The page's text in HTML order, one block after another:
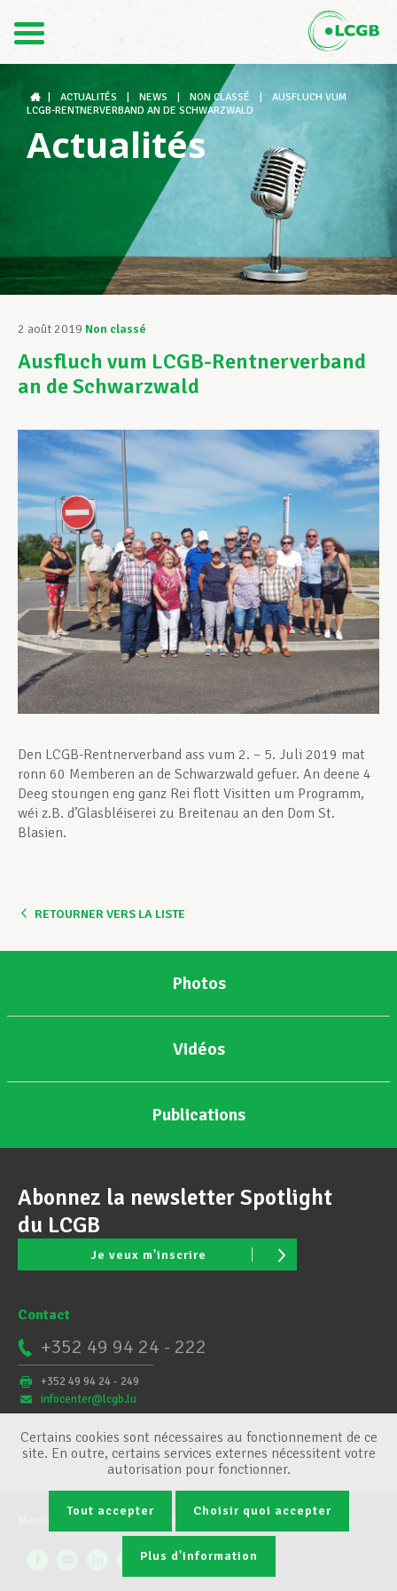
DE
Le LCGB
Structures syndicales
Assistance au Travail
Vos droits
Assistance en vie privée
Développement professionnel
Devenir Membre
Actualités
ACTUALITÉS NEWS NON CLASSÉ
AUSFLUCH VUM
LCGB-RENTNERVERBAND AN DE SCHWARZWALD
Actualités
2 août 2019 Non classé
Ausfluch vum LCGB-Rentnerverband
an de Schwarzwald
Den LCGB-Rentnerverband ass vum 2. – 5. Juli 2019 mat
ronn 60 Memberen an de Schwarzwald gefuer. An deene 4
Deeg stoungen eng ganz Rei flott Visitten um Programm,
wéi z.B. d’Glasbléiserei zu Breitenau an den Dom St.
Blasien.
RETOURNER VERS LA LISTE
Photos
Vidéos
Publications
Abonnez la newsletter Spotlight
du LCGB
Je veux m'inscrire
Contact
+352 49 94 24 - 222
+352 49 94 24 - 249
infocenter@lcgb.lu
Conditions générales Gestion des cookies
Certains cookies sont nécessaires au fonctionnement de ce
site. En outre, certains services externes nécessitent votre
autorisation pour fonctionner.
Tout accepter Choisir quoi accepter
Plus d'information